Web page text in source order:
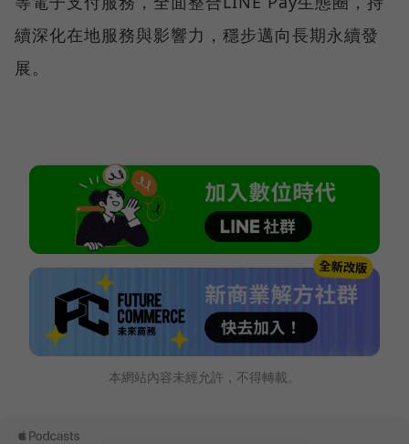
續深化在地服務與影響力，穩步邁向長期永續發
展。
本網站內容未經允許，不得轉載。